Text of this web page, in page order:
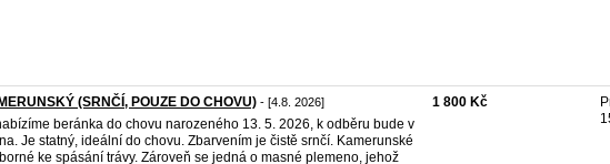
(SRNČÍ, POUZE DO CHOVU) - [4.8. 2026]
beránka do chovu narozeného 13. 5. 2026, k odběru bude v
Je statný, ideální do chovu. Zbarvením je čistě srnčí. Kamerunské
ke spásání trávy. Zároveň se jedná o masné plemeno, jehož
1 800 Kč